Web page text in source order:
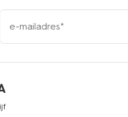
e-
mailadres